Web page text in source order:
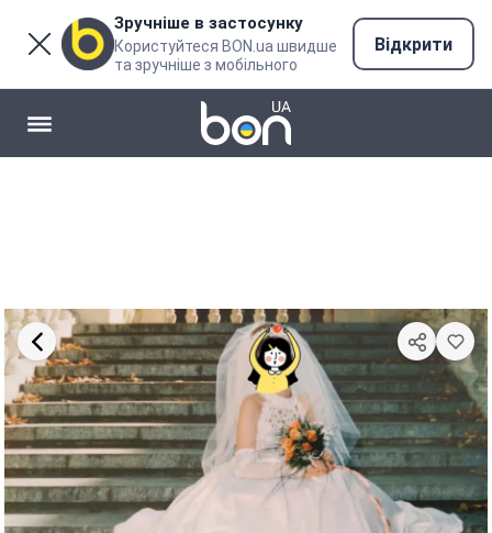
Зручніше в застосунку
Користуйтеся BON.ua швидше
та зручніше з мобільного
Відкрити